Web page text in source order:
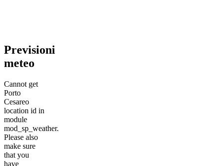
Previsioni
meteo
Cannot get
Porto
Cesareo
location id in
module
mod_sp_weather.
Please also
make sure
that you
have